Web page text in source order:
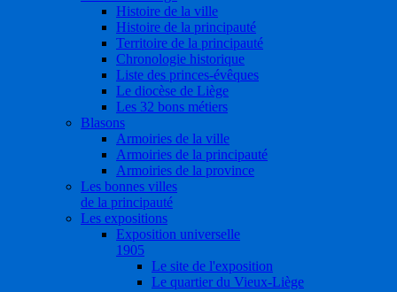
Histoire de la ville
Histoire de la principauté
Territoire de la principauté
Chronologie historique
Liste des princes-évêques
Le diocèse de Liège
Les 32 bons métiers
Blasons
Armoiries de la ville
Armoiries de la principauté
Armoiries de la province
Les bonnes villes
de la principauté
Les expositions
Exposition universelle
1905
Le site de l'exposition
Le quartier du Vieux-Liège